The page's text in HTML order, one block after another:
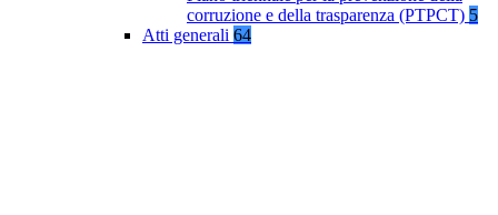
corruzione e della trasparenza (PTPCT) 5
Atti generali 64